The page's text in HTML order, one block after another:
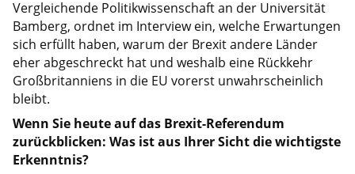
Vergleichende Politikwissenschaft an der Universität
Bamberg, ordnet im Interview ein, welche Erwartungen
sich erfüllt haben, warum der Brexit andere Länder
eher abgeschreckt hat und weshalb eine Rückkehr
Großbritanniens in die EU vorerst unwahrscheinlich
bleibt.
Wenn Sie heute auf das Brexit-Referendum
zurückblicken: Was ist aus Ihrer Sicht die wichtigste
Erkenntnis?